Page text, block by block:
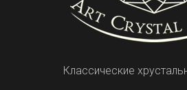
Классические